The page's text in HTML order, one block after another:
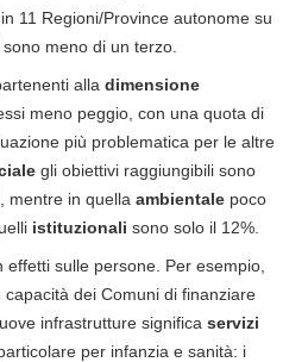
11 Regioni/Province autonome su
meno di un terzo.
alla dimensione
meno peggio, con una quota di
più problematica per le altre
gli obiettivi raggiungibili sono
mentre in quella ambientale poco
istituzionali sono solo il 12%.
sulle persone. Per esempio,
dei Comuni di finanziare
infrastrutture significa servizi
particolare per infanzia e sanità: i